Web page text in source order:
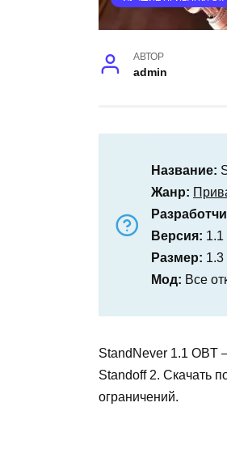
АВТОР
admin
Название:
Жанр:
Версия: 1.1
Размер: 1.3
Мод: Все
StandNever 1.1 OBT
Standoff 2. Скачать
ограничений.